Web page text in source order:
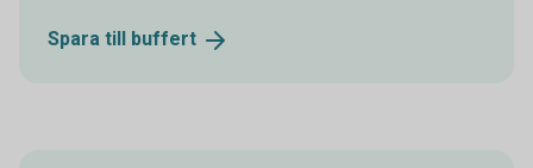
Spara till buffert